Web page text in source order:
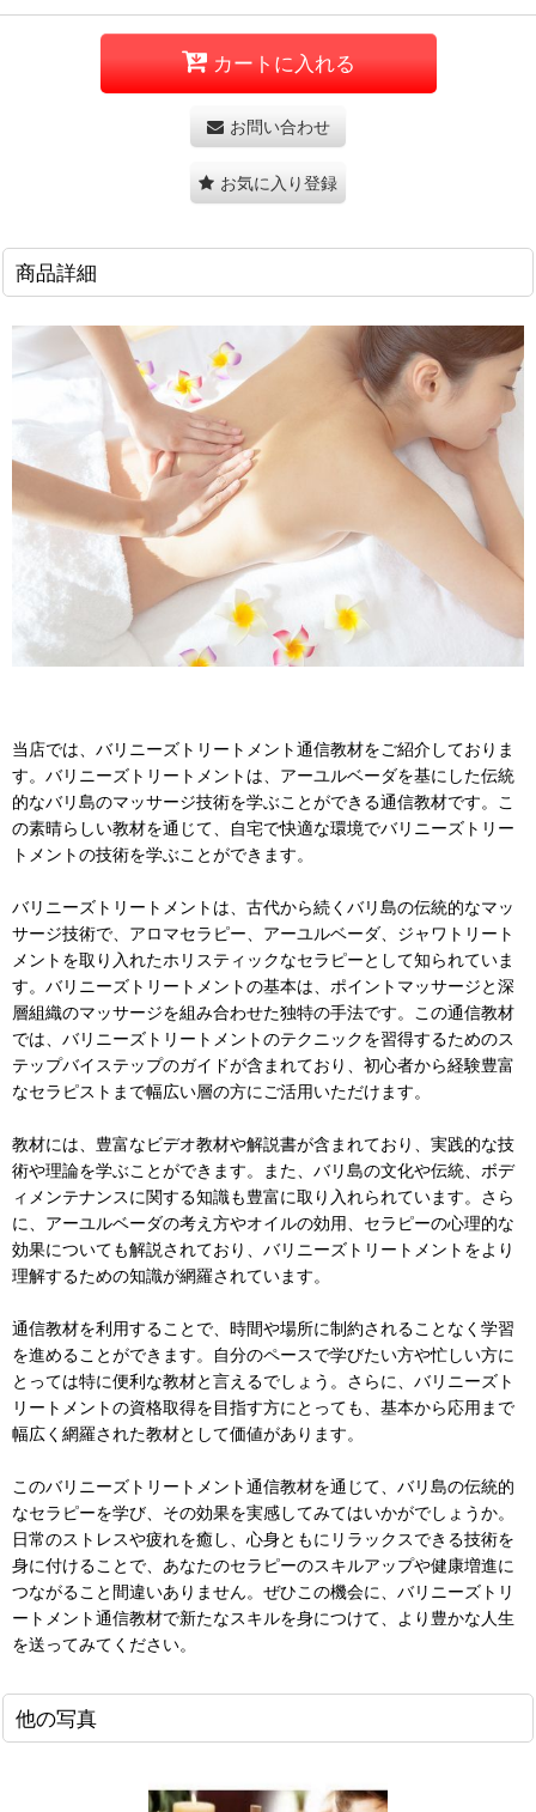
カートに入れる
お問い合わせ
お気に入り登録
商品詳細
当店では、バリニーズトリートメント通信教材をご紹介しておりま
す。バリニーズトリートメントは、アーユルベーダを基にした伝統
的なバリ島のマッサージ技術を学ぶことができる通信教材です。こ
の素晴らしい教材を通じて、自宅で快適な環境でバリニーズトリー
トメントの技術を学ぶことができます。
バリニーズトリートメントは、古代から続くバリ島の伝統的なマッ
サージ技術で、アロマセラピー、アーユルベーダ、ジャワトリート
メントを取り入れたホリスティックなセラピーとして知られていま
す。バリニーズトリートメントの基本は、ポイントマッサージと深
層組織のマッサージを組み合わせた独特の手法です。この通信教材
では、バリニーズトリートメントのテクニックを習得するためのス
テップバイステップのガイドが含まれており、初心者から経験豊富
なセラピストまで幅広い層の方にご活用いただけます。
教材には、豊富なビデオ教材や解説書が含まれており、実践的な技
術や理論を学ぶことができます。また、バリ島の文化や伝統、ボデ
ィメンテナンスに関する知識も豊富に取り入れられています。さら
に、アーユルベーダの考え方やオイルの効用、セラピーの心理的な
効果についても解説されており、バリニーズトリートメントをより
理解するための知識が網羅されています。
通信教材を利用することで、時間や場所に制約されることなく学習
を進めることができます。自分のペースで学びたい方や忙しい方に
とっては特に便利な教材と言えるでしょう。さらに、バリニーズト
リートメントの資格取得を目指す方にとっても、基本から応用まで
幅広く網羅された教材として価値があります。
このバリニーズトリートメント通信教材を通じて、バリ島の伝統的
なセラピーを学び、その効果を実感してみてはいかがでしょうか。
日常のストレスや疲れを癒し、心身ともにリラックスできる技術を
身に付けることで、あなたのセラピーのスキルアップや健康増進に
つながること間違いありません。ぜひこの機会に、バリニーズトリ
ートメント通信教材で新たなスキルを身につけて、より豊かな人生
を送ってみてください。
他の写真